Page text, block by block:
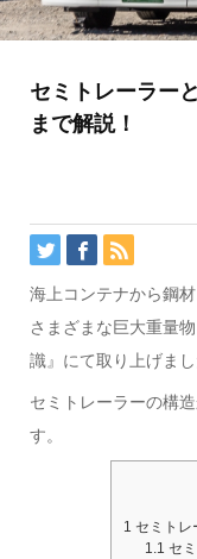
セミトレーラー
まで解説！
海上コンテナから鋼
さまざまな巨大重量
識』にて取り上げまし
セミトレーラーの構
す。
1 セミトレ
1.1 セ